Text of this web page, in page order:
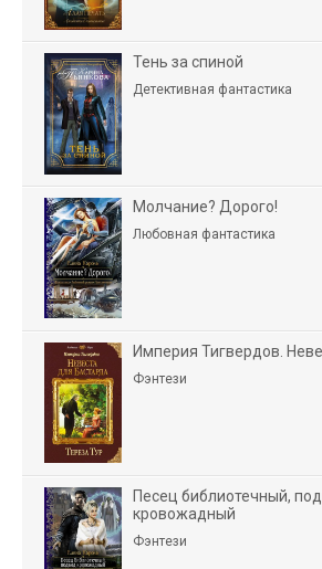
Тень за спиной
Детективная фантастика
Молчание? Дорого!
Любовная фантастика
Империя Тигвердов.
Фэнтези
Песец библиотечный,
кровожадный
Фэнтези